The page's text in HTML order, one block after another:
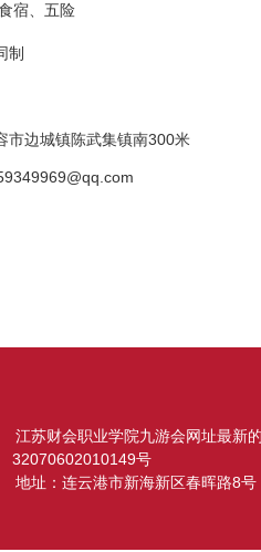
宿、五险
制
市边城镇陈武集镇南300米
江苏财会职业学院九游会网址最新
32070602010149号
地址：连云港市新海新区春晖路8